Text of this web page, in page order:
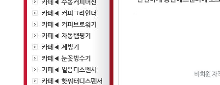
카페◀ 수동커피머신
카페◀ 커피그라인더
카페◀ 커피브로워기
카페◀ 자동탬핑기
카페◀ 제빙기
카페◀ 눈꽃빙수기
카페◀ 얼음디스펜서
카페◀ 핫워터디스펜서